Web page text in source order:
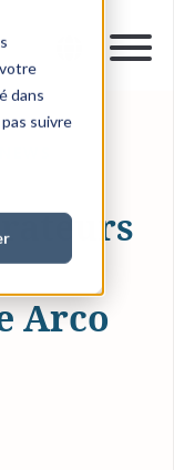
dans
suivre
Arco